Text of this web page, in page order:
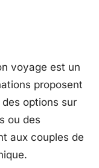
voyage est un
proposent
options sur
ou des
aux couples de